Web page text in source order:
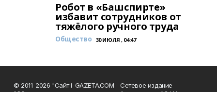
Робот в «Башспирте»
избавит сотрудников от
тяжёлого ручного труда
Общество 30 ИЮЛЯ , 04:47
© 2011-2026 "Сайт I-GAZETA.COM - Сетевое издание